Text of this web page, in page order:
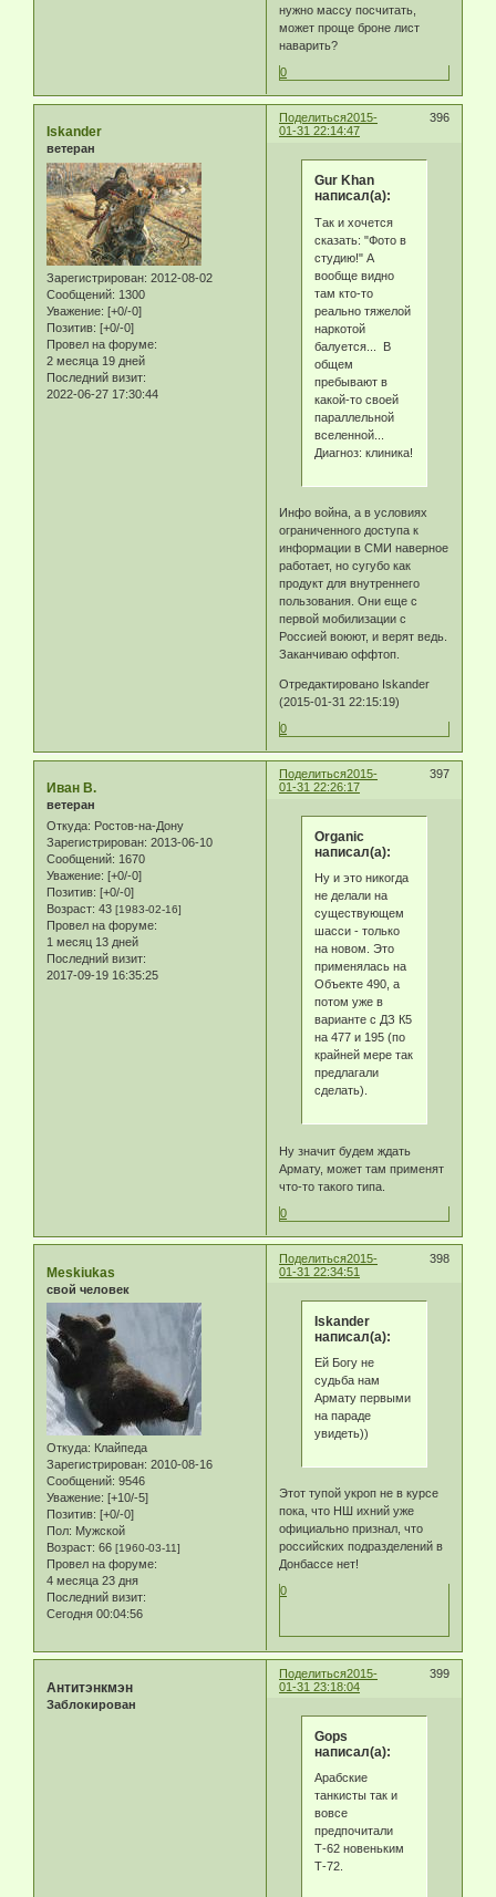
нужно массу посчитать,
может проще броне лист
наварить?
0
Поделиться 396
2015-
01-31 22:14:47
Iskander
ветеран
Зарегистрирован: 2012-08-02
Сообщений: 1300
Уважение: [+0/-0]
Позитив: [+0/-0]
Провел на форуме:
2 месяца 19 дней
Последний визит:
2022-06-27 17:30:44
Gur Khan
написал(а):
Так и хочется
сказать: "Фото в
студию!" А
вообще видно
там кто-то
реально тяжелой
наркотой
балуется... В
общем
пребывают в
какой-то своей
параллельной
вселенной...
Диагноз: клиника!
Инфо война, а в условиях
ограниченного доступа к
информации в СМИ наверное
работает, но сугубо как
продукт для внутреннего
пользования. Они еще с
первой мобилизации с
Россией воюют, и верят ведь.
Заканчиваю оффтоп.
Отредактировано Iskander
(2015-01-31 22:15:19)
0
Поделиться 397
2015-
01-31 22:26:17
Иван В.
ветеран
Откуда: Ростов-на-Дону
Зарегистрирован: 2013-06-10
Сообщений: 1670
Уважение: [+0/-0]
Позитив: [+0/-0]
Возраст: 43 [1983-02-16]
Провел на форуме:
1 месяц 13 дней
Последний визит:
2017-09-19 16:35:25
Organic
написал(а):
Ну и это никогда
не делали на
существующем
шасси - только
на новом. Это
применялась на
Объекте 490, а
потом уже в
варианте с ДЗ К5
на 477 и 195 (по
крайней мере так
предлагали
сделать).
Ну значит будем ждать
Армату, может там применят
что-то такого типа.
0
Поделиться 398
2015-
01-31 22:34:51
Meskiukas
свой человек
Откуда: Клайпеда
Зарегистрирован: 2010-08-16
Сообщений: 9546
Уважение: [+10/-5]
Позитив: [+0/-0]
Пол: Мужской
Возраст: 66 [1960-03-11]
Провел на форуме:
4 месяца 23 дня
Последний визит:
Сегодня 00:04:56
Iskander
написал(а):
Ей Богу не
судьба нам
Армату первыми
на параде
увидеть))
Этот тупой укроп не в курсе
пока, что НШ ихний уже
официально признал, что
российских подразделений в
Донбассе нет!
0
Поделиться 399
2015-
01-31 23:18:04
Антитэнкмэн
Заблокирован
Gops
написал(а):
Арабские
танкисты так и
вовсе
предпочитали
Т-62 новеньким
Т-72.